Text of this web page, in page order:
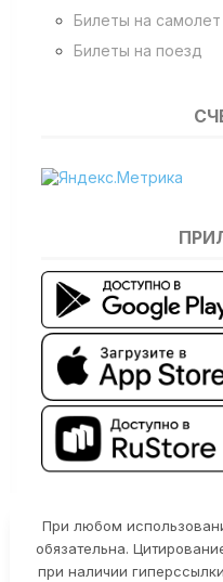
Билеты на самолет
Билеты на поезд
При любом
обязательна.
при наличии